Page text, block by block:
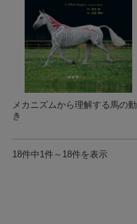
メカニズムから理解する馬の動
き
18件中1件～18件を表示